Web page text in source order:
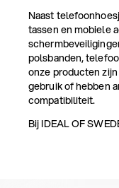
Naast
tassen en mobiele
polsbanden,
onze producten
gebruik of hebben
compatibiliteit.
Bij IDEAL OF